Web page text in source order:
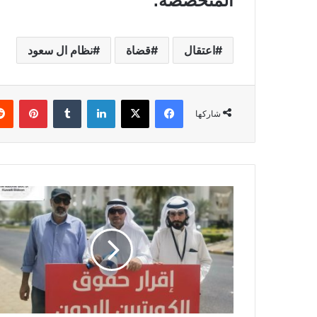
اعتقال قضاة نظام ال سعود
شاركها
فيسبوك X لينكدإن